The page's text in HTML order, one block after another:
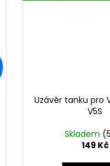
Uzávěr tanku pro
V5S
Skladem
149 Kč